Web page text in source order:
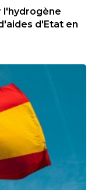
l'hydrogène
d'Etat en